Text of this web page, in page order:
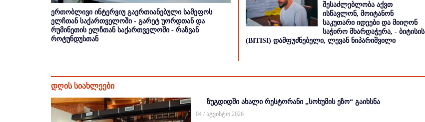
ერთობლივი ინტერვიუ გაერთიანებული სამეფოს
ელჩთან საქართველოში - გარეტ უორდთან და
რუმინეთის ელჩთან საქართველოში - რაზვან
როტუნდუსთან
შესაძლებლობა აქვთ
ისწავლონ, მოიტანონ
საკუთარი იდეები და მიიღონ
საჭირო მხარდაჭერა, - ბიტისის
(BITISI) დამფუძნებელი, ლევან ნიპარიშვილი
დღის სიახლეები
ზუგდიდში ახალი რესტორანი „სოხუმის ეზო“ გაიხსნა
04 / აგვისტო 2026